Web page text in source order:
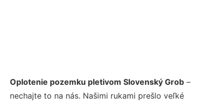
Oplotenie pozemku pletivom Slovenský Grob –
nechajte to na nás. Našimi rukami prešlo veľké